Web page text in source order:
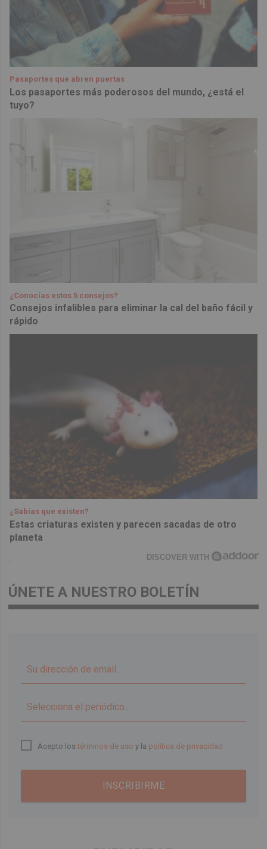
Pasaportes que abren puertas
Los pasaportes más poderosos del mundo, ¿está el
tuyo?
¿Conocías estos 5 consejos?
Consejos infalibles para eliminar la cal del baño fácil y
rápido
¿Sabías que existen?
Estas criaturas existen y parecen sacadas de otro
planeta
DISCOVER WITH
ÚNETE A NUESTRO BOLETÍN
Acepto lostérminos de uso y la política de privacidad
INSCRIBIRME